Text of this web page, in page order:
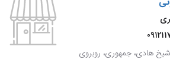
11، محله شیخ هادی، جمهوری، روبروی